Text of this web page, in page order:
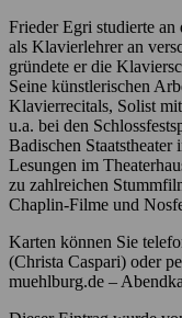
Frieder Egri studierte
als Klavierlehrer an
gründete er die
Seine künstlerischen
Klavierrecitals, Solist
u.a. bei den
Badischen
Lesungen im
zu zahlreichen
Chaplin-Filme und
Karten können Sie
(Christa Caspari) oder
muehlburg.de –